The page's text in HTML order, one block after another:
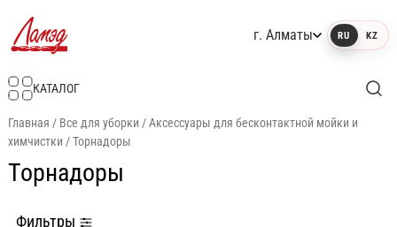
г. Алматы RU KZ
КАТАЛОГ
Главная / Все для уборки /Аксессуары для бесконтактной мойки и
химчистки /Торнадоры
Торнадоры
Фильтры